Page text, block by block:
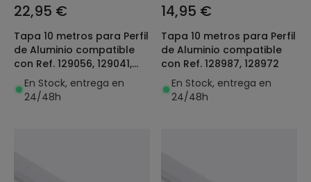
22,95 €
Tapa 10 metros para Perfil
de Aluminio compatible
con Ref. 129056, 129041,
129036
En Stock, entrega en
24/48h
14,95 €
Tapa 10 metros para Perfil
de Aluminio compatible
con Ref. 128987, 128972
En Stock, entrega en
24/48h